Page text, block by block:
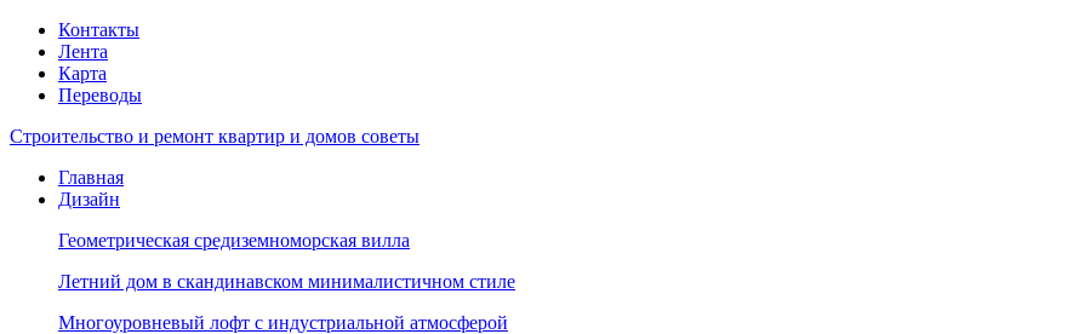
Контакты
Лента
Карта
Переводы
Строительство и ремонт квартир и домов советы
Главная
Дизайн
Геометрическая средиземноморская вилла
Летний дом в скандинавском минималистичном стиле
Многоуровневый лофт с индустриальной атмосферой